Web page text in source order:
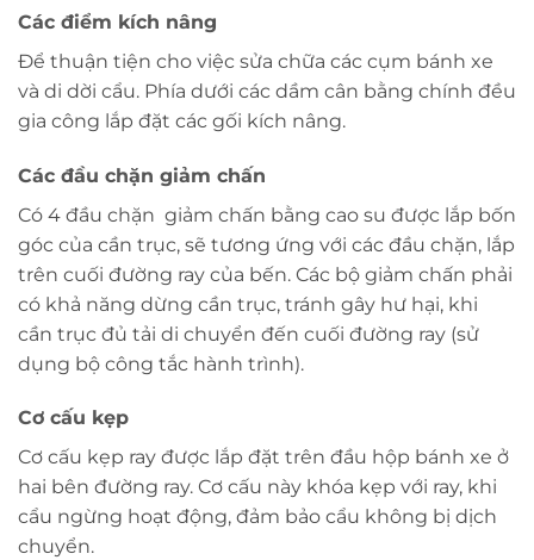
Các điểm kích nâng
Để thuận tiện cho việc sửa chữa các cụm bánh xe
và di dời cẩu. Phía dưới các dầm cân bằng chính đều
gia công lắp đặt các gối kích nâng.
Các đầu chặn giảm chấn
Có 4 đầu chặn giảm chấn bằng cao su được lắp bốn
góc của cần trục, sẽ tương ứng với các đầu chặn, lắp
trên cuối đường ray của bến. Các bộ giảm chấn phải
có khả năng dừng cần trục, tránh gây hư hại, khi
cần trục đủ tải di chuyển đến cuối đường ray (sử
dụng bộ công tắc hành trình).
Cơ cấu kẹp
Cơ cấu kẹp ray được lắp đặt trên đầu hộp bánh xe ở
hai bên đường ray. Cơ cấu này khóa kẹp với ray, khi
cẩu ngừng hoạt động, đảm bảo cẩu không bị dịch
chuyển.